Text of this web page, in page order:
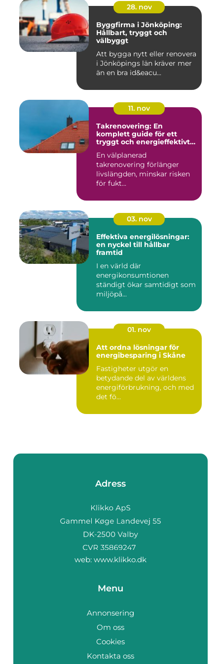
28. nov
Byggfirma i Jönköping:
Hållbart, tryggt och
välbyggt
Att bygga nytt eller renovera
i Jönköpings län kräver mer
än en bra id&eacu...
11. nov
Takrenovering: En
komplett guide för ett
tryggt och energieffektivt
En välplanerad
takrenovering förlänger
livslängden, minskar risken
för fukt...
03. nov
Effektiva energilösningar:
en nyckel till hållbar
framtid
I en värld där
energikonsumtionen
ständigt ökar samtidigt som
miljöpå...
01. nov
Att ordna lösningar för
energibesparing i Skåne
Fastigheter utgör en
betydande del av världens
energiförbrukning, och med
det fö...
Adress
web: www.klikko.dk
Menu
Annonsering
Om oss
Cookies
Kontakta oss